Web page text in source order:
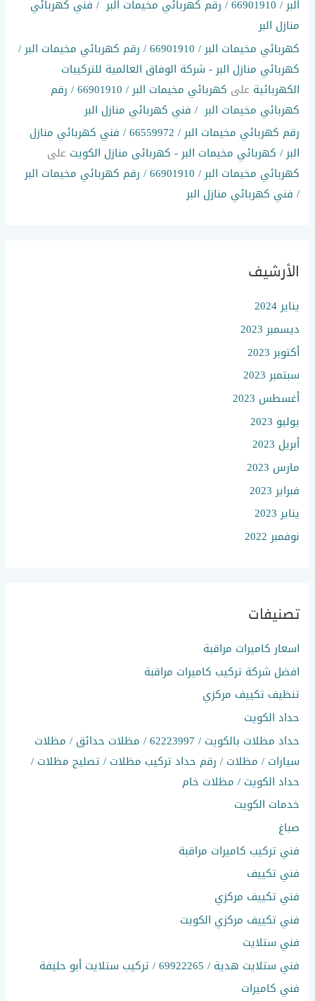
البر / 66901910 / رقم كهربائي مخيمات البر / فني كهربائي
منازل البر
كهربائي مخيمات البر / 66901910 / رقم كهربائي مخيمات البر /
كهربائي منازل البر - شركة الوفاق العالمية للتركيبات
الكهربائية على
كهربائي مخيمات البر / 66901910 / رقم
كهربائي مخيمات البر / فني كهربائي منازل البر
رقم كهربائي مخيمات البر / 66559972 / فني كهربائي منازل
البر / كهربائي مخيمات البر - كهربائى منازل الكويت على
كهربائي مخيمات البر / 66901910 / رقم كهربائي مخيمات البر
/ فني كهربائي منازل البر
الأرشيف
يناير 2024
ديسمبر 2023
أكتوبر 2023
سبتمبر 2023
أغسطس 2023
يوليو 2023
أبريل 2023
مارس 2023
فبراير 2023
يناير 2023
نوفمبر 2022
تصنيفات
اسعار كاميرات مراقبة
افضل شركة تركيب كاميرات مراقبة
تنظيف تكييف مركزي
حداد الكويت
حداد مظلات بالكويت / 62223997 / مظلات حدائق / مظلات
سيارات / مظلات / رقم حداد تركيب مظلات / تصليح مظلات /
حداد الكويت / مظلات خام
خدمات الكويت
صباغ
فني تركيب كاميرات مراقبة
فني تكييف
فني تكييف مركزي
فني تكييف مركزي الكويت
فني ستلايت
فني ستلايت هدية / 69922265 / تركيب ستلايت أبو حليفة
فني كاميرات